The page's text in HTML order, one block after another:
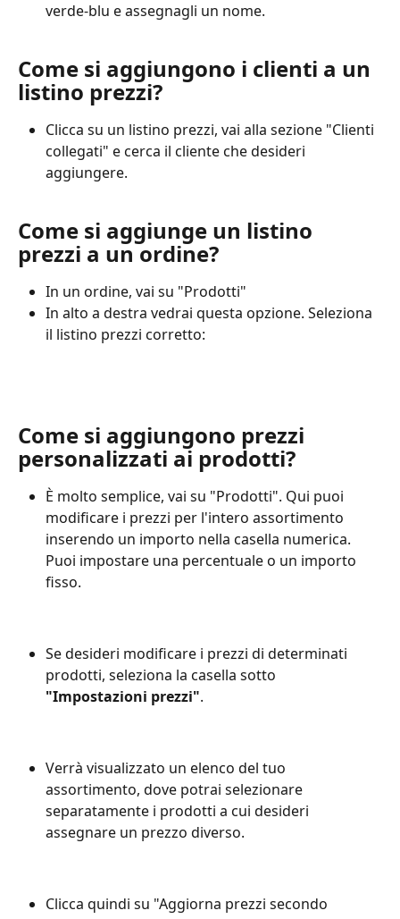
verde-blu e assegnagli un nome.
Come si aggiungono i clienti a un
listino prezzi?
Clicca su un listino prezzi, vai alla sezione "Clienti
collegati" e cerca il cliente che desideri
aggiungere.
Come si aggiunge un listino
prezzi a un ordine?
In un ordine, vai su "Prodotti"
In alto a destra vedrai questa opzione. Seleziona
il listino prezzi corretto:
Come si aggiungono prezzi
personalizzati ai prodotti?
È molto semplice, vai su "Prodotti". Qui puoi
modificare i prezzi per l'intero assortimento
inserendo un importo nella casella numerica.
Puoi impostare una percentuale o un importo
fisso.
Se desideri modificare i prezzi di determinati
prodotti, seleziona la casella sotto
"Impostazioni prezzi".
Verrà visualizzato un elenco del tuo
assortimento, dove potrai selezionare
separatamente i prodotti a cui desideri
assegnare un prezzo diverso.
Clicca quindi su "Aggiorna prezzi secondo